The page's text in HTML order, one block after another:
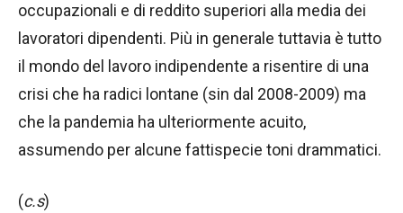
occupazionali e di reddito superiori alla media dei
lavoratori dipendenti. Più in generale tuttavia è tutto
il mondo del lavoro indipendente a risentire di una
crisi che ha radici lontane (sin dal 2008-2009) ma
che la pandemia ha ulteriormente acuito,
assumendo per alcune fattispecie toni drammatici.
(c.s)